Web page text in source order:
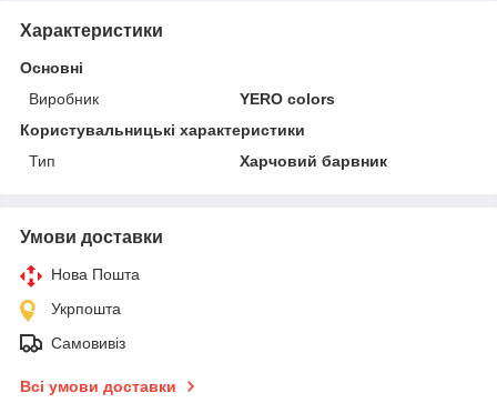
Характеристики
Основні
Виробник
YERO colors
Користувальницькі характеристики
Тип
Харчовий барвник
Умови доставки
Нова Пошта
Укрпошта
Самовивіз
Всі умови доставки